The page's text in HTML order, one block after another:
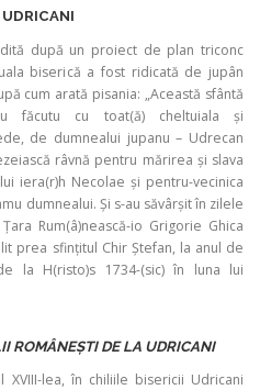
după un proiect de plan triconc
biserică a fost ridicată de jupân
cum arată pisania: „Această sfântă
făcutu cu toat(ă) cheltuiala și
de dumnealui jupanu – Udrecan
râvnă pentru mărirea și slava
iera(r)h Necolae și pentru-vecinica
dumnealui. Și s-au săvârșit în zilele
Rum(â)nească-io Grigorie Ghica
prea sfințitul Chir Ștefan, la anul de
la H(risto)s 1734-(sic) în luna lui
ROMÂNEȘTI DE LA UDRICANI
XVIII-lea, în chiliile bisericii Udricani